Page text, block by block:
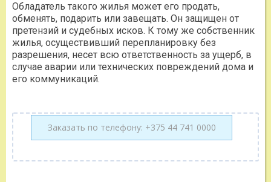
Обладатель такого жилья может его продать,
обменять, подарить или завещать. Он защищен от
претензий и судебных исков. К тому же собственник
жилья, осуществивший перепланировку без
разрешения, несет всю ответственность за ущерб, в
случае аварии или технических повреждений дома и
его коммуникаций.